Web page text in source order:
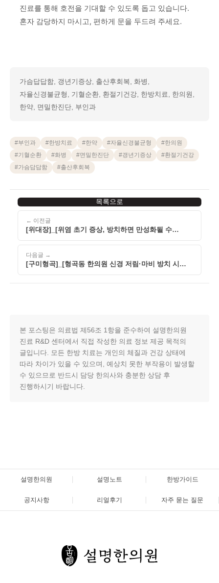
진료를 통해 호전을 기대할 수 있도록 돕고 있습니다.
혼자 감당하지 마시고, 편하게 문을 두드려 주세요.
가슴답답함, 갱년기증상, 출산후회복, 화병,
자율신경불균형, 기혈순환, 환절기건강, 한방치료, 한의원,
한약, 면밀한진단, 부인과
#부인과 #한방치료 #한약 #자율신경불균형 #한의원
#기혈순환 #화병 #면밀한진단 #갱년기증상 #환절기건강
#가슴답답함 #출산후회복
← 이전글
[위대장]_[위염 초기 증상, 방치하면 만성화될 수
있습니다]_[260513]
목록으로
다음글 →
[구미형곡]_[형곡동 한의원 신경 저림·마비 방치 시
주의해야 할 이유]_[260513]
본 포스팅은 의료법 제56조 1항을 준수하여 설명한의원
진료 R&D 센터에서 직접 작성한 의료 정보 제공 목적의
글입니다. 모든 한방 치료는 개인의 체질과 건강 상태에
따라 차이가 있을 수 있으며, 예상치 못한 부작용이 발생할
수 있으므로 반드시 담당 한의사와 충분한 상담 후
진행하시기 바랍니다.
설명한의원 설명노트 한방가이드
공지사항 리얼후기 자주 묻는 질문